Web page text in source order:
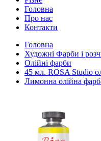
Головна
Про нас
Контакти
Головна
Художні Фарби і
Олійні фарби
45 мл. ROSA Studio
Лимонна олійна